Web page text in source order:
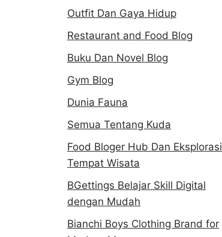
Outfit Dan Gaya Hidup
Restaurant and Food Blog
Buku Dan Novel Blog
Gym Blog
Dunia Fauna
Semua Tentang Kuda
Food Bloger Hub Dan Eksplorasi
Tempat Wisata
BGettings Belajar Skill Digital
dengan Mudah
Bianchi Boys Clothing Brand for